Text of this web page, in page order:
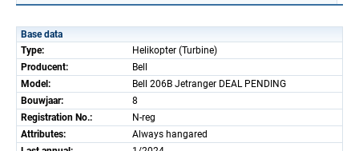
Base data
Type:
Helikopter (Turbine)
Producent:
Bell
Model:
Bell 206B Jetranger DEAL PENDING
Bouwjaar:
8
Registration No.:
N-reg
Attributes:
Always hangared